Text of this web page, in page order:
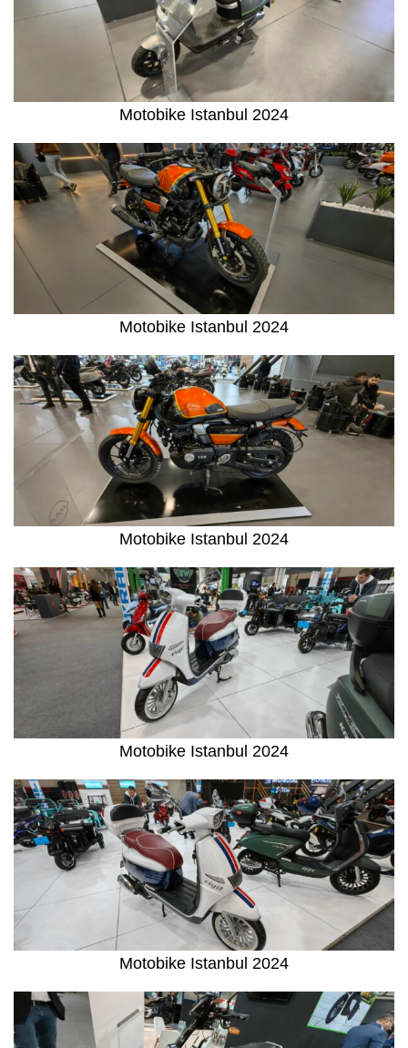
Motobike Istanbul 2024
Motobike Istanbul 2024
Motobike Istanbul 2024
Motobike Istanbul 2024
Motobike Istanbul 2024